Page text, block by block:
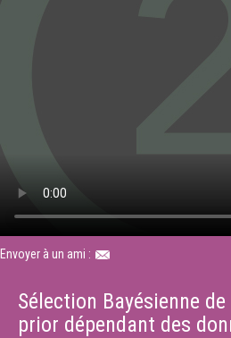
Envoyer à un ami :
Sélection Bayésienne
prior dépendant des